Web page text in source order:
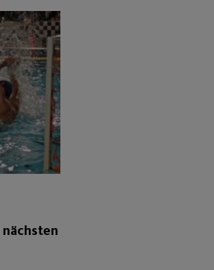
nächsten